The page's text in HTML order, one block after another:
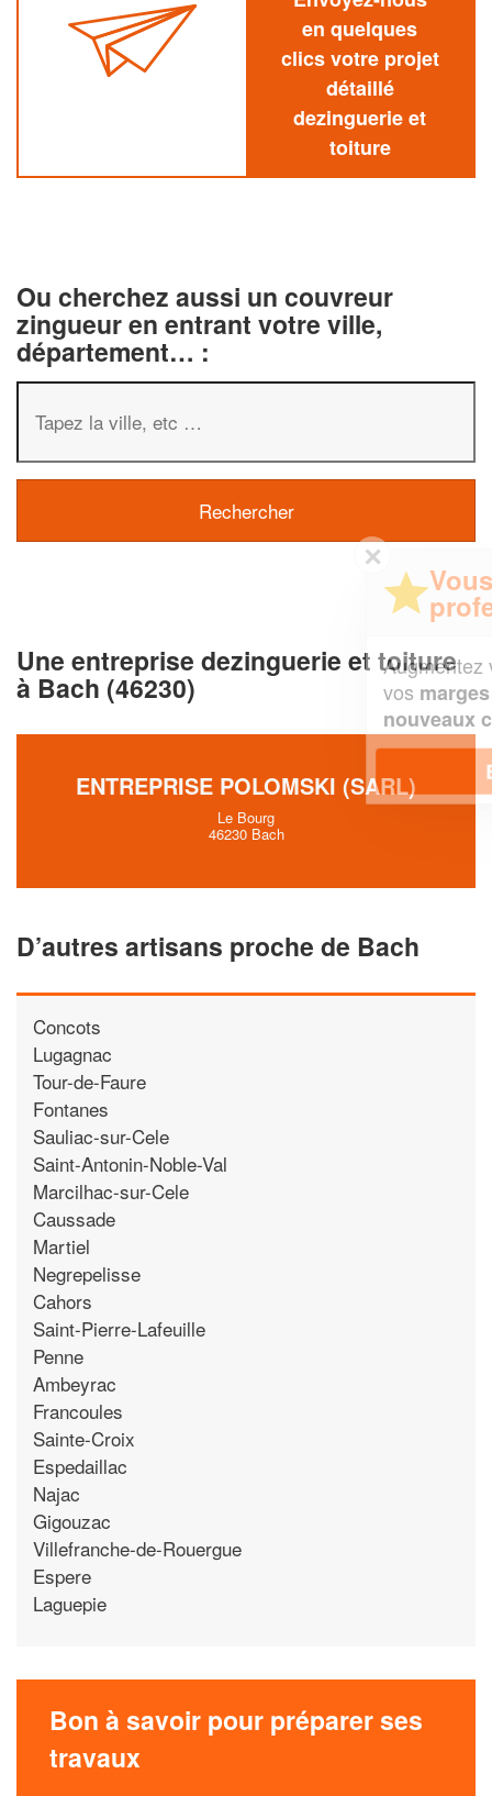
en quelques
clics votre projet
détaillé
dezinguerie et
toiture
Ou cherchez aussi un couvreur
zingueur en entrant votre ville,
département… :
Une entreprise dezinguerie et toiture
à Bach (46230)
ENTREPRISE POLOMSKI (SARL)
Le Bourg
46230 Bach
D’autres artisans proche de Bach
Concots
Lugagnac
Tour-de-Faure
Fontanes
Sauliac-sur-Cele
Saint-Antonin-Noble-Val
Marcilhac-sur-Cele
Caussade
Martiel
Negrepelisse
Cahors
Saint-Pierre-Lafeuille
Penne
Ambeyrac
Francoules
Sainte-Croix
Espedaillac
Najac
Gigouzac
Villefranche-de-Rouergue
Espere
Laguepie
Bon à savoir pour préparer ses
travaux
Augmentez votrechiffre d'affaireset
vosmarges
tout en gagnant de
En savoir plus